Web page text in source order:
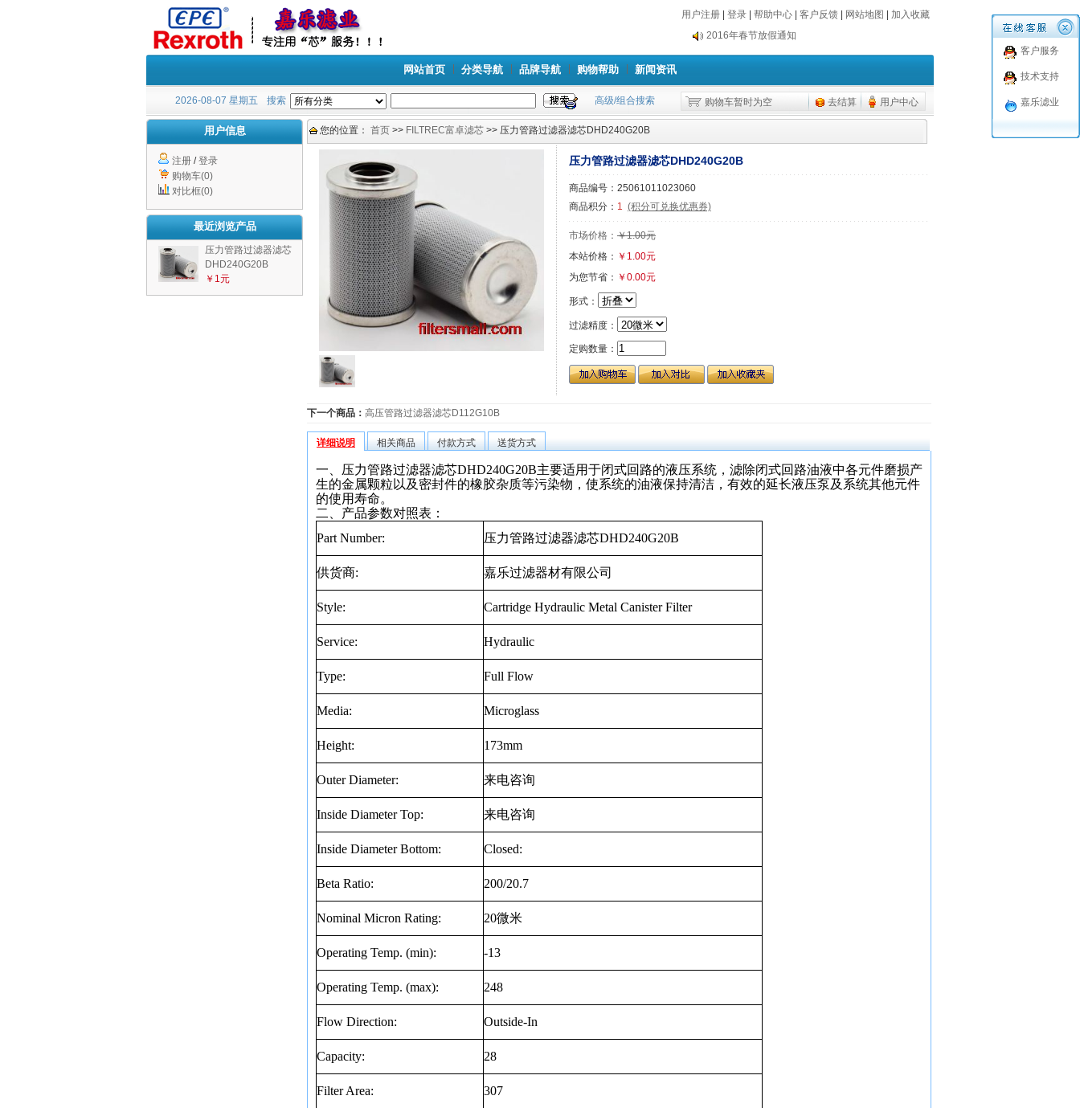
用户注册 登录 帮助中心 客户反馈 网站地图 加入收藏
2016年春节放假通知
网站首页 分类导航 品牌导航 购物帮助 新闻资讯
2026-08-07 星期五 搜索 高级/组合搜索 购物车暂时为空 去结算 用户中心
客户服务
技术支持
嘉乐滤业
用户信息
注册 /登录
购物车(0)
对比框(0)
最近浏览产品
压力管路过滤器滤芯
DHD240G20B
￥1元
您的位置： 首页 >> FILTREC富卓滤芯 >> 压力管路过滤器滤芯DHD240G20B
压力管路过滤器滤芯DHD240G20B
商品编号：25061011023060
商品积分： 1 (积分可兑换优惠券)
市场价格： ￥1.00元
本站价格： ￥1.00元
为您节省： ￥0.00元
形式：
过滤精度：
定购数量：
下一个商品： 高压管路过滤器滤芯D112G10B
详细说明 相关商品 付款方式 送货方式
一、压力管路过滤器滤芯DHD240G20B主要适用于闭式回路的液压系统，滤除闭式回路油液中各元件磨损产
生的金属颗粒以及密封件的橡胶杂质等污染物，使系统的油液保持清洁，有效的延长液压泵及系统其他元件
的使用寿命。
二、产品参数对照表：
Part Number:
压力管路过滤器滤芯DHD240G20B
供货商: 嘉乐过滤器材有限公司
Style: Cartridge Hydraulic Metal Canister Filter
Service: Hydraulic
Type: Full Flow
Media: Microglass
Height: 173mm
Outer Diameter: 来电咨询
Inside Diameter Top: 来电咨询
Inside Diameter Bottom: Closed:
Beta Ratio: 200/20.7
Nominal Micron Rating: 20微米
Operating Temp. (min): -13
Operating Temp. (max): 248
Flow Direction: Outside-In
Capacity: 28
Filter Area:
307